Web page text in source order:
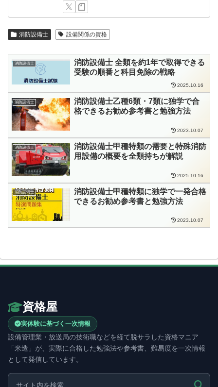
消防設備士 設備関係の資格
消防設備士
消防設備士 全類を約1年で取得できる
受験の順番と科目免除の戦略
2025.10.16
消防設備士
消防設備士乙種6類・7類に独学で合
格できるお勧め参考書と勉強方法
2023.10.07
消防設備士
消防設備士甲種特類の需要と特殊消防
用設備の概要を全類持ちが解説
2025.10.16
消防設備士
消防設備士甲種特類に独学で一発合格
できるお勧め参考書と勉強方法
2023.10.07
資格屋
実体験に基づく一次情報
設備管理業・放送局の技術職などを経て脱サラした資格マニア
「米造」が、実際に合格した勉強法や参考書、難易度を一次情報
として発信しています。